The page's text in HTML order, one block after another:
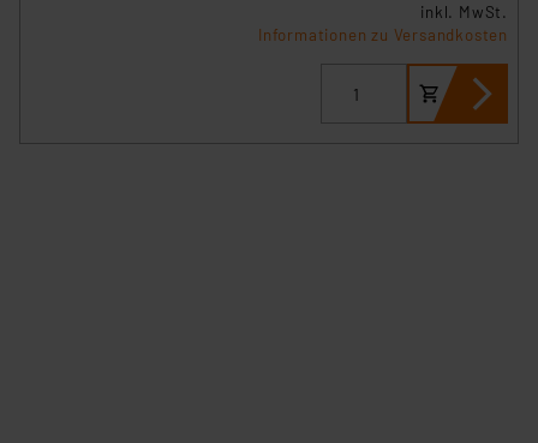
inkl. MwSt.
Informationen zu Versandkosten